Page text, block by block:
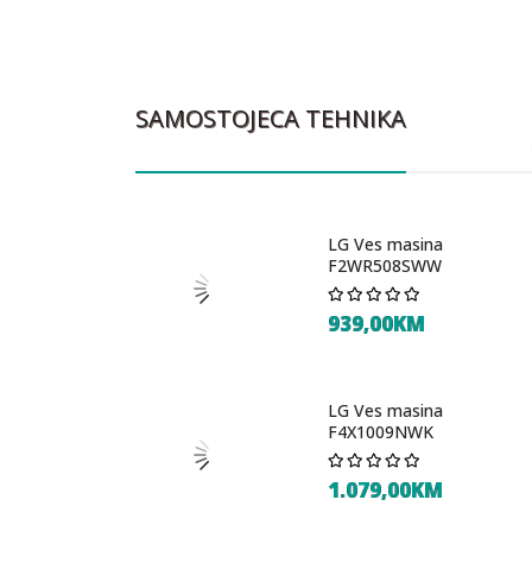
SAMOSTOJECA TEHNIKA
LG Ves masina
F2WR508SWW
939,00KM
LG Ves masina
F4X1009NWK
1.079,00KM